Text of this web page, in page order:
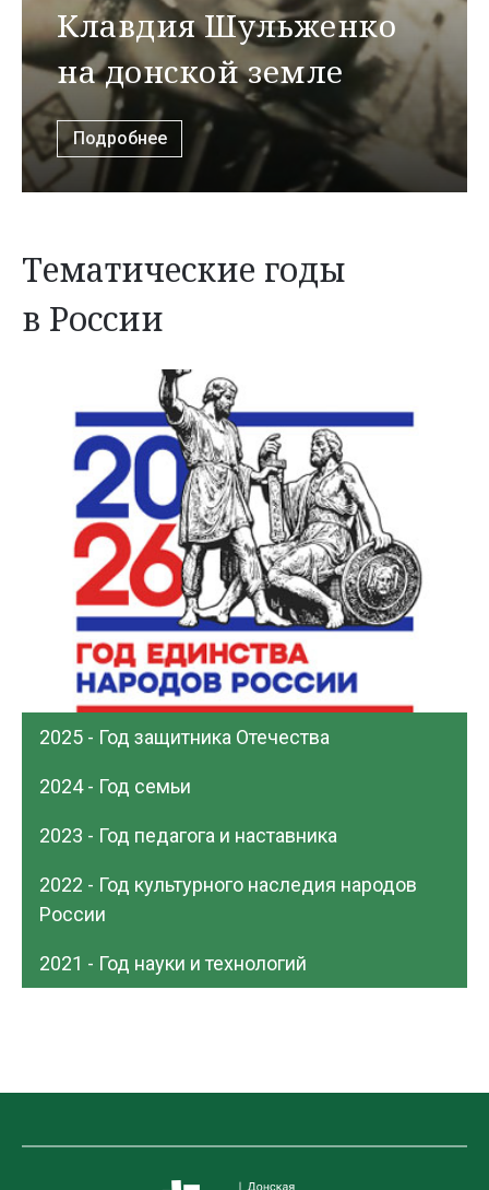
Клавдия Шульженко
на донской земле
Подробнее
Тематические годы
в России
2025 - Год защитника Отечества
2024 - Год семьи
2023 - Год педагога и наставника
2022 - Год культурного наследия народов
России
2021 - Год науки и технологий